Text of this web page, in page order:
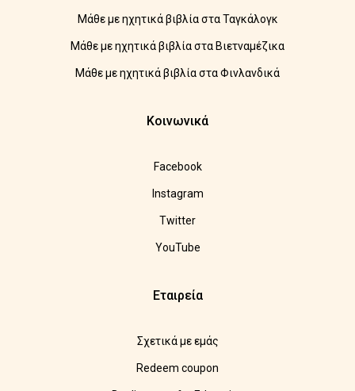
Μάθε με ηχητικά βιβλία στα Ταγκάλογκ
Μάθε με ηχητικά βιβλία στα Βιετναμέζικα
Μάθε με ηχητικά βιβλία στα Φινλανδικά
Κοινωνικά
Facebook
Instagram
Twitter
YouTube
Εταιρεία
Σχετικά με εμάς
Redeem coupon